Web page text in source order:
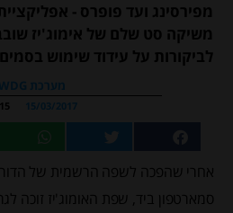
מפירסינג ועד פופרס -
משיקה סט שלם של אימוג'יז
לביקורות על עידוד שימוש בסמים
מערכת WDG
15/03/2017
אחרי שהפכה לשפה הרשמית של
סמארטפון ביד, שפת האומוג'יז זוכה